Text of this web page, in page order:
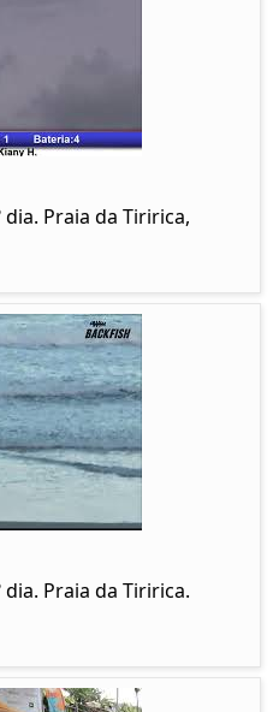
dia. Praia da Tiririca,
dia. Praia da Tiririca.